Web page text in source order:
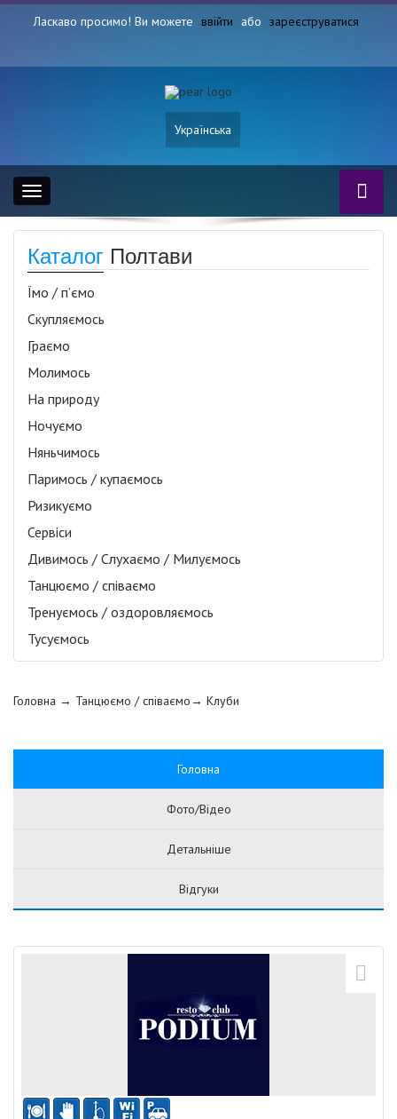
Ласкаво просимо! Ви можете ввійти або зареєструватися
Українська
Toggle
navigation
Каталог Полтави
Їмо / п’ємо
Скупляємось
Граємо
Молимось
На природу
Ночуємо
Няньчимось
Паримось / купаємось
Ризикуємо
Сервіси
Дивимось / Слухаємо / Милуємось
Танцюємо / співаємо
Тренуємось / оздоровляємось
Тусуємось
Головна → Танцюємо / співаємо→ Клуби
Головна
Фото/Відео
Детальніше
Відгуки